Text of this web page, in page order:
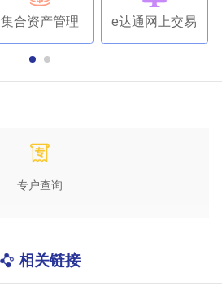
集合资产管理 e达通网上交易
专户查询
相关链接